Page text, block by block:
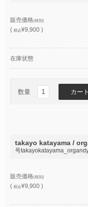
販売価格(税別)
(税込¥9,900 )
在庫状態
数量
takayo katayama /
号
販売価格(税別)
(税込¥9,900 )